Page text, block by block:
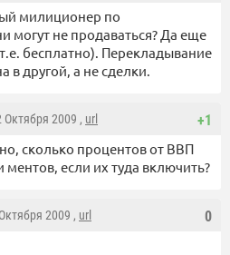
милиционер по
могут не продаваться? Да еще
бесплатно). Перекладывание
в другой, а не сделки.
+1
Октября 2009 , url
сколько процентов от ВВП
ментов, если их туда включить?
0
2009 , url